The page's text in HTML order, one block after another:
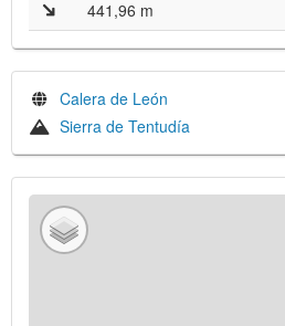
441,96 m
Calera de León
Sierra de Tentudía